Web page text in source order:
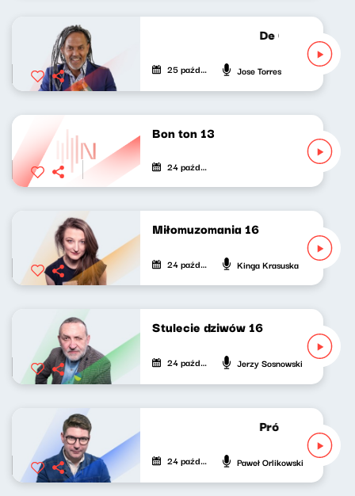
De Cuba, Su
25 października 2020 Jose Torres
Bon ton 13
24 października 2020
Miłomuzomania 16
24 października 2020 Kinga Krasuska
Stulecie dziwów 16
24 października 2020 Jerzy Sosnowski
Próbny lot
24 października 2020 Paweł Orlikowski